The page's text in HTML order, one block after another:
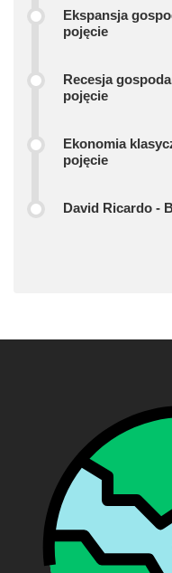
Ekspansja
pojęcie
Recesja
pojęcie
Ekonomia
pojęcie
David Ricardo -